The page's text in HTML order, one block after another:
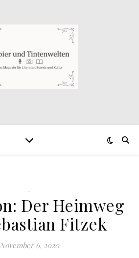
.
Der Heimweg
Fitzek
November 6, 2020